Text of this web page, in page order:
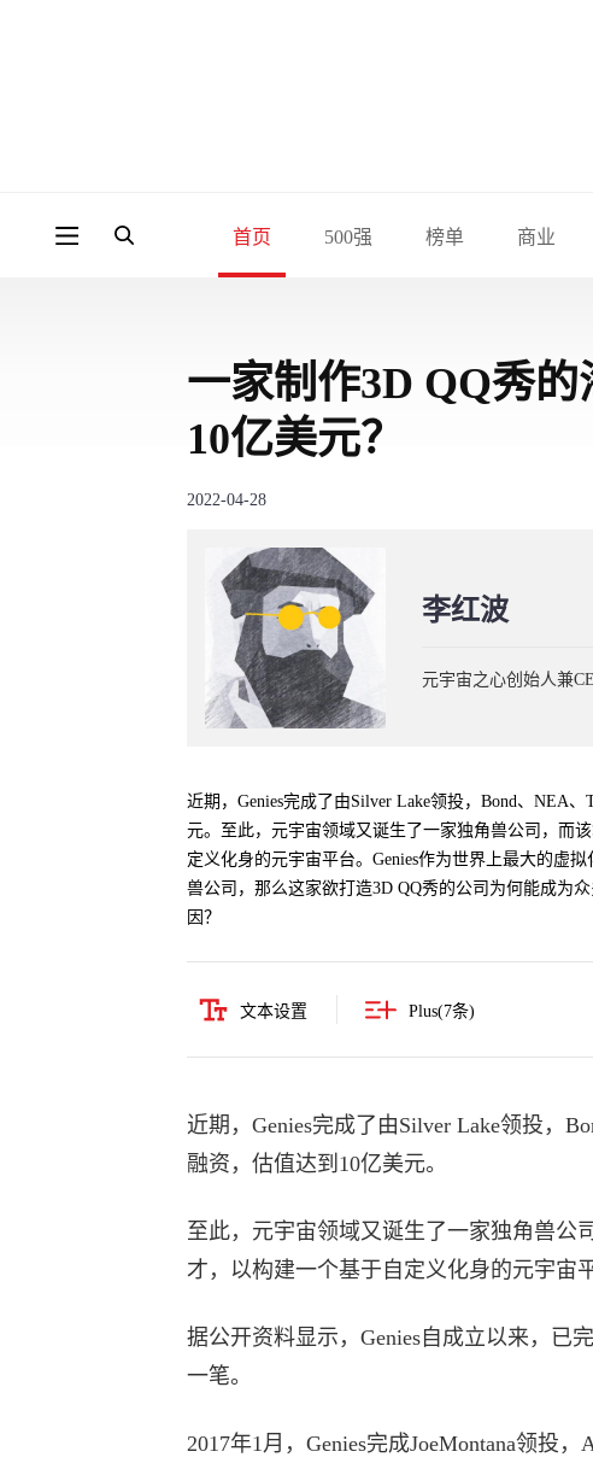
首页 500强 榜单 商业
一家制作3D QQ秀
10亿美元？
2022-04-28
李红波
元宇宙之心创始人兼
近期，Genies完成了由Silver Lake领投，Bond、NEA
元。至此，元宇宙领域又诞生了一家独角兽公司，而
定义化身的元宇宙平台。Genies作为世界上最大的虚
兽公司，那么这家欲打造3D QQ秀的公司为何能成为
因？
文本设置 Plus(7条)
近期，Genies完成了由Silver Lake领投，
融资，估值达到10亿美元。
至此，元宇宙领域又诞生了一家独角兽公
才，以构建一个基于自定义化身的元宇宙平
据公开资料显示，Genies自成立以来，已
一笔。
2017年1月，Genies完成JoeMontana领投